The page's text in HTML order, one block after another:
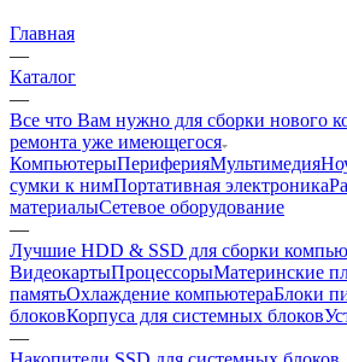
Главная
—
Каталог
—
Все что Вам нужно для сборки нового
ремонта уже имеющегося
КомпьютерыПериферияМультимедия
сумки к нимПортативная электроника
материалыСетевое оборудование
—
Лучшие HDD & SSD для сборки
ВидеокартыПроцессорыМатеринские
памятьОхлаждение компьютераБлоки
блоковКорпуса для системных блоков
—